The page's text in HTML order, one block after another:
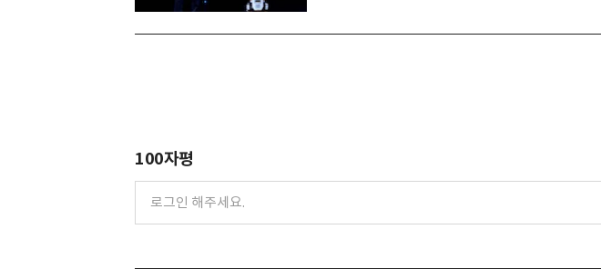
100자평